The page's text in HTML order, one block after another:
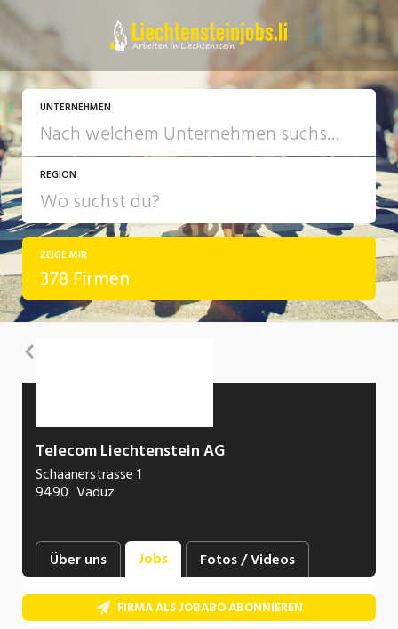
UNTERNEHMEN
REGION
ZEIGE MIR
378 Firmen
Telecom Liechtenstein AG
Schaanerstrasse 1
9490 Vaduz
Über uns Jobs Fotos / Videos
FIRMA ALS JOBABO ABONNIEREN